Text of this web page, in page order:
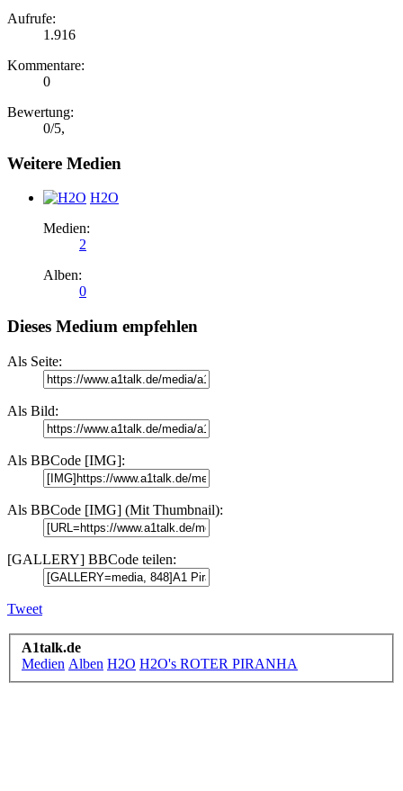
Aufrufe:
1.916
Kommentare:
0
Bewertung:
0/5,
Weitere Medien
H2O
Medien:
2
Alben:
0
Dieses Medium empfehlen
Als Seite:
Als Bild:
Als BBCode [IMG]:
Als BBCode [IMG] (Mit Thumbnail):
[GALLERY] BBCode teilen:
Tweet
A1talk.de
Medien Alben H2O H2O's ROTER PIRANHA